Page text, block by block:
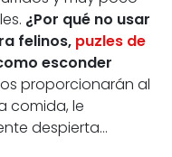
¿Por qué no usar
felinos, puzles de
esconder
proporcionarán al
comida, le
despierta…